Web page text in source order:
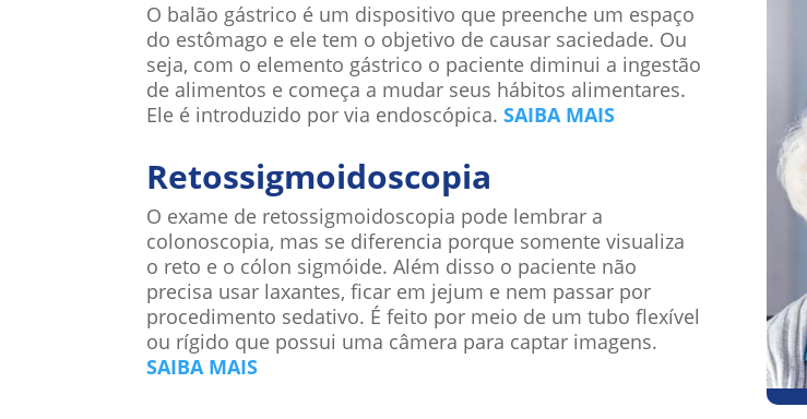
O balão gástrico é um dispositivo que preenche um espaço
do estômago e ele tem o objetivo de causar saciedade. Ou
seja, com o elemento gástrico o paciente diminui a ingestão
de alimentos e começa a mudar seus hábitos alimentares.
Ele é introduzido por via endoscópica.SAIBA MAIS
Retossigmoidoscopia
O exame de retossigmoidoscopia pode lembrar a
colonoscopia, mas se diferencia porque somente visualiza
o reto e o cólon sigmóide. Além disso o paciente não
precisa usar laxantes, ficar em jejum e nem passar por
procedimento sedativo. É feito por meio de um tubo flexível
ou rígido que possui uma câmera para captar imagens.
SAIBA MAIS